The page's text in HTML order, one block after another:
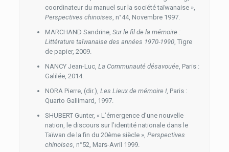
coordinateur du manuel sur la société taïwanaise »,
Perspectives chinoises, n°44, Novembre 1997.
MARCHAND Sandrine, Sur le fil de la mémoire :
Littérature taïwanaise des années 1970-1990, Tigre
de papier, 2009.
NANCY Jean-Luc, La Communauté désavouée, Paris :
Galilée, 2014.
NORA Pierre, (dir.), Les Lieux de mémoire I, Paris :
Quarto Gallimard, 1997.
SHUBERT Gunter, « L’émergence d’une nouvelle
nation, le discours sur l’identité nationale dans le
Taïwan de la fin du 20ème siècle », Perspectives
chinoises, n°52, Mars-Avril 1999.